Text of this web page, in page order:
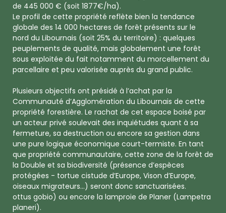
de 445 000 € (soit 1877€/ha).
Le profil de cette propriété reflète bien la tendance
globale des 14 000 hectares de forêt présents sur le
nord du Libournais (soit 25% du territoire) : quelques
peuplements de qualité, mais globalement une forêt
sous exploitée du fait notamment du morcellement du
parcellaire et peu valorisée auprès du grand public.
Plusieurs objectifs ont présidé à l’achat par la
Communauté d’Agglomération du Libournais de cette
propriété forestière. Le rachat de cet espace boisé par
un acteur privé soulevait des inquiétudes quant à sa
fermeture, sa destruction ou encore sa gestion dans
une pure logique économique court-termiste. En tant
que propriété communautaire, cette zone de la forêt de
la Double et sa biodiversité (présence d’espèces
protégées - tortue cistude d’Europe, Vison d’Europe,
oiseaux migrateurs…) seront donc sanctuarisées.
ottus gobio) ou encore la lamproie de Planer (Lampetra
planeri).